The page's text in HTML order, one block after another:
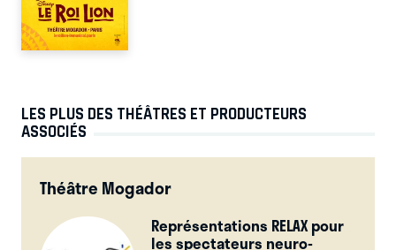
LES PLUS DES THÉÂTRES ET PRODUCTEURS
ASSOCIÉS
Théâtre Mogador
Représentations RELAX pour
les spectateurs neuro-